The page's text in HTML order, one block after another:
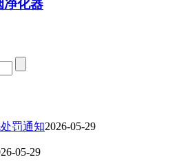
净化器
罚通知2026-05-29
05-29